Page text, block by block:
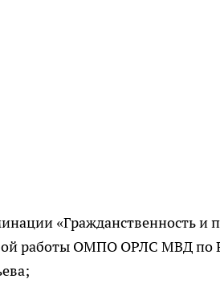
«Гражданственность и
работы ОМПО ОРЛС МВД по